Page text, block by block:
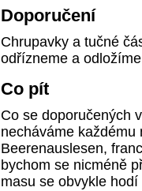
Doporučení
Chrupavky a tučné
odřízneme a
Co pít
Co se doporučených
necháváme každému
Beerenauslesen,
bychom se nicméně
masu se obvykle